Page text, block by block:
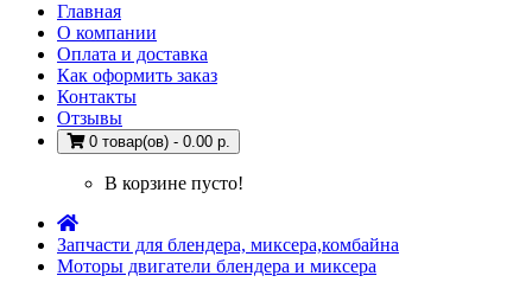
Главная
О компании
Оплата и доставка
Как оформить заказ
Контакты
Отзывы
0 товар(ов) - 0.00 р.
В корзине пусто!
Запчасти для блендера, миксера,комбайна
Моторы двигатели блендера и миксера